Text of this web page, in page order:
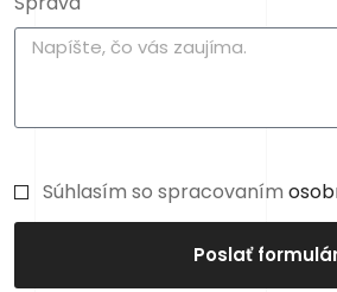
Súhlasím so spracovaním
Poslať